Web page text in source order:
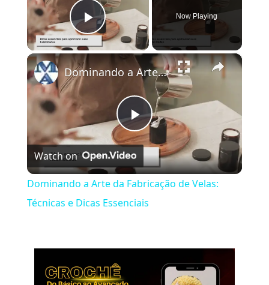
Play Video
Now Playing
×
Play
Video
Dominando a Arte da Fabricação de Velas: Técnicas e Dicas Essenciais
Watch on
Dominando a Arte da Fabricação de Velas:
Técnicas e Dicas Essenciais